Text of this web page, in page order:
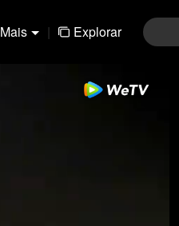
Mais | Explorar